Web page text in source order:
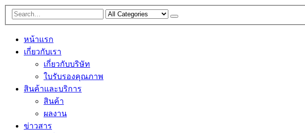
หน้าแรก
เกี่ยวกับเรา
เกี่ยวกับบริษัท
ใบรับรองคุณภาพ
สินค้าและบริการ
สินค้า
ผลงาน
ข่าวสาร